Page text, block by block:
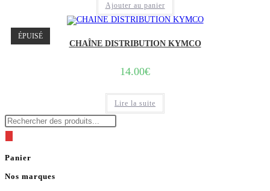
Ajouter au panier
ÉPUISÉ
CHAÎNE DISTRIBUTION KYMCO
14.00€
Lire la suite
Recherche
Panier
Nos marques